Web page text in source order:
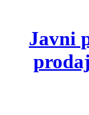
Javni